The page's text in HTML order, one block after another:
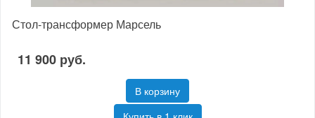
Стол-трансформер Марсель
11 900 руб.
В корзину